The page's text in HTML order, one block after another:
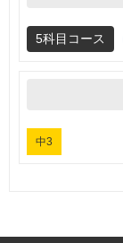
5科目コース
中3